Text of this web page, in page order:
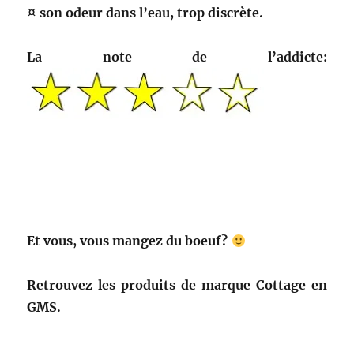
¤ son odeur dans l’eau, trop discrète.
La note de l’addicte:
Et vous, vous mangez du boeuf?
Retrouvez les produits de marque Cottage en
GMS.